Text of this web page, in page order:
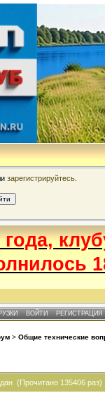
зарегистрируйтесь
ВОЙТИ РЕГИСТРАЦИЯ
> Общие технические
(Прочитано 135406 раз)